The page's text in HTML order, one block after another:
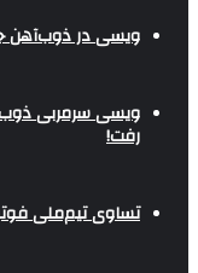
ویسی در ذوب‌آهن
رفت!
تساوی تیم‌ملی